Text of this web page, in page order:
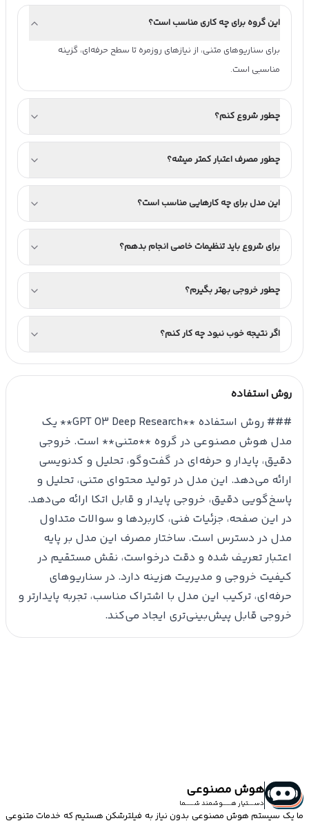
این گروه برای چه کاری مناسب است؟
مناسبی است.
چطور شروع کنم؟
چطور مصرف اعتبار کمتر میشه؟
این مدل برای چه کارهایی مناسب است؟
برای شروع باید تنظیمات خاصی انجام بدهم؟
چطور خروجی بهتر بگیرم؟
اگر نتیجه خوب نبود چه کار کنم؟
روش استفاده
### روش استفاده **GPT O3 Deep Research** یک
مدل هوش مصنوعی در گروه **متنی** است. خروجی
دقیق، پایدار و حرفه‌ای در گفت‌وگو، تحلیل و کدنویسی
ارائه می‌دهد. این مدل در تولید محتوای متنی، تحلیل و
پاسخ‌گویی دقیق، خروجی پایدار و قابل اتکا ارائه می‌دهد.
در این صفحه، جزئیات فنی، کاربردها و سوالات متداول
مدل در دسترس است. ساختار مصرف این مدل بر پایه
اعتبار تعریف شده و دقت درخواست، نقش مستقیم در
کیفیت خروجی و مدیریت هزینه دارد. در سناریوهای
حرفه‌ای، ترکیب این مدل با اشتراک مناسب، تجربه پایدارتر و
خروجی قابل پیش‌بینی‌تری ایجاد می‌کند.
هوش مصنوعی
دســــتیار هــــــوشمند شــــــما
ما یک سیستم هوش مصنوعی بدون نیاز به فیلترشکن هستیم که خدمات متنوعی